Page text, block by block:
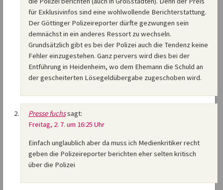
für Exklusivinfos sind eine wohlwollende Berichterstattung.
Der Göttinger Polizeireporter dürfte gezwungen sein
demnächst in ein anderes Ressort zu wechseln.
Grundsätzlich gibt es bei der Polizei auch die Tendenz keine
Fehler einzugestehen. Ganz pervers wird dies bei der
Entführung in Heidenheim, wo dem Ehemann die Schuld an
der gescheiterten Lösegeldübergabe zugeschoben wird.
Presse fuchssagt:
Freitag, 2. 7. um 16:25 Uhr
Einfach unglaublich aber da muss ich Medienkritiker recht
geben die Polizeireporter berichten eher selten kritisch
über die Polizei